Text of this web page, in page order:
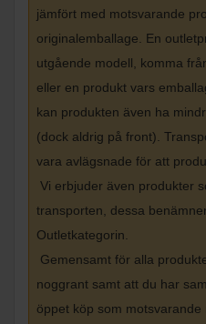
jämfört med motsvarande
originalemballage. En
utgående modell, komma
eller en produkt vars
kan produkten även ha
(dock aldrig på front).
vara avlägsnade för att
Vi erbjuder även produkter
transporten, dessa
Outletkategorin.
Gemensamt för alla
noggrant samt att du har
öppet köp som